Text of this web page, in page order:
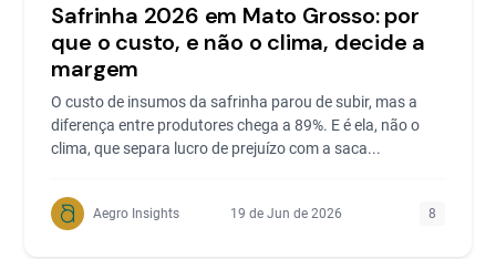
Safrinha 2026 em Mato Grosso: por
que o custo, e não o clima, decide a
margem
O custo de insumos da safrinha parou de subir, mas a
diferença entre produtores chega a 89%. E é ela, não o
clima, que separa lucro de prejuízo com a saca...
Aegro Insights 19 de Jun de 2026 8